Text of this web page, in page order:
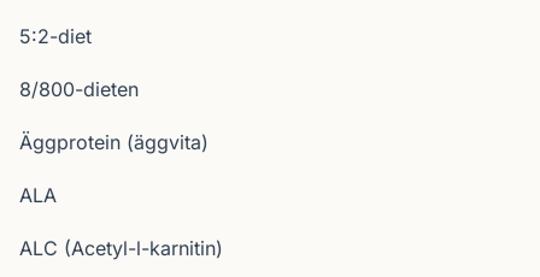
5:2-diet
8/800-dieten
Äggprotein (äggvita)
ALA
ALC (Acetyl-l-karnitin)